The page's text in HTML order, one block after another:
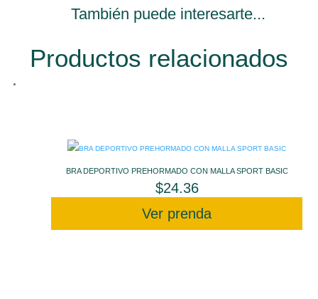
También puede interesarte...
Productos relacionados
BRA DEPORTIVO PREHORMADO CON MALLA SPORT BASIC
$24.36
Ver prenda